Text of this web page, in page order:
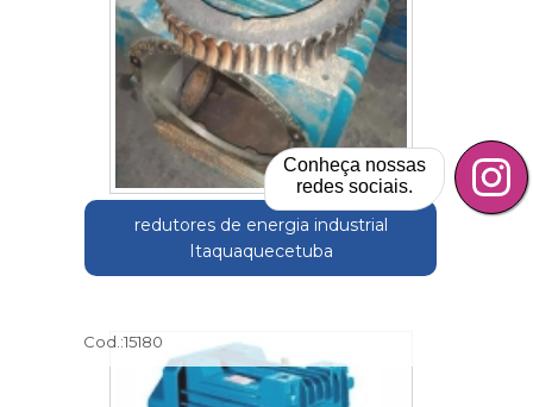
redutores de energia industrial
Itaquaquecetuba
Cod.:15180
Conheça nossas
redes sociais.